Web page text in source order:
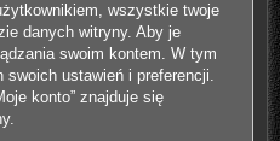
wszystkie twoje
danych witryny. Aby je
swoim kontem. W tym
ustawień i preferencji.
konto” znajduje się